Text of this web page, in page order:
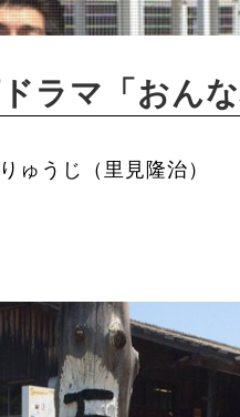
ラマ「おん
ゅうじ（里見隆治）